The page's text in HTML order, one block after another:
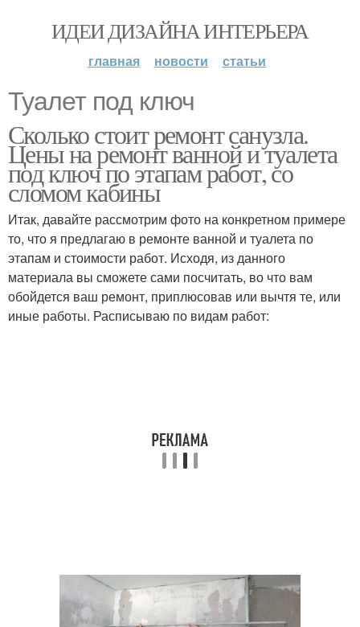
ИДЕИ ДИЗАЙНА ИНТЕРЬЕРА
главная новости статьи
Туалет под ключ
Сколько стоит ремонт санузла.
Цены на ремонт ванной и туалета
под ключ по этапам работ, со
сломом кабины
Итак, давайте рассмотрим фото на конкретном примере
то, что я предлагаю в ремонте ванной и туалета по
этапам и стоимости работ. Исходя, из данного
материала вы сможете сами посчитать, во что вам
обойдется ваш ремонт, приплюсовав или вычтя те, или
иные работы. Расписываю по видам работ: